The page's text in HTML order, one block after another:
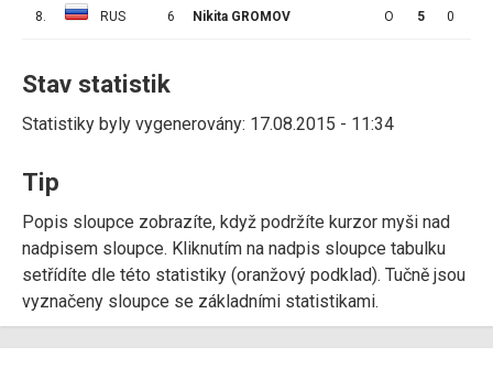
8. RUS 6 Nikita GROMOV O 5 0
Stav statistik
Statistiky byly vygenerovány: 17.08.2015 - 11:34
Tip
Popis sloupce zobrazíte, když podržíte kurzor myši nad
nadpisem sloupce. Kliknutím na nadpis sloupce tabulku
setřídíte dle této statistiky (oranžový podklad). Tučně jsou
vyznačeny sloupce se základními statistikami.